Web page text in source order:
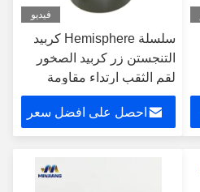
فيديو
سلسلة Hemisphere كربيد
التنجستن زر كربيد الصخور
لقم الثقب ارتداء مقاومة
احصل على افضل سعر